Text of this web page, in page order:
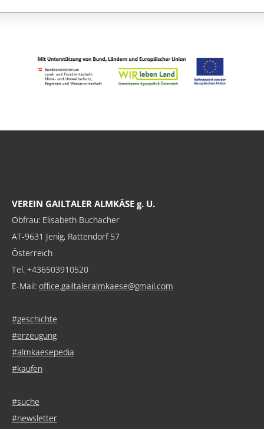
VEREIN GAILTALER ALMKÄSE g. U.
Obfrau: Elisabeth Buchacher
AT-9631 Jenig, Rattendorf 57
Österreich
Tel. +436503910520
E-Mail: office.gailtaleralmkaese@gmail.com
#geschichte
#erzeugung
#almkaesepedia
#kaufen
#suche
#newsletter